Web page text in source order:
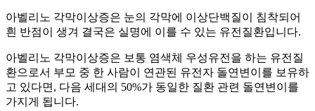
아벨리노 각막이상증은 눈의 각막에 이상단백질이 침착되어
흰 반점이 생겨 결국은 실명에 이를 수 있는 유전질환입니다.
아벨리노 각막이상증은 보통 염색체 우성유전을 하는 유전질
환으로서 부모 중 한 사람이 연관된 유전자 돌연변이를 보유하
고 있다면, 다음 세대의 50%가 동일한 질환 관련 돌연변이를
가지게 됩니다.